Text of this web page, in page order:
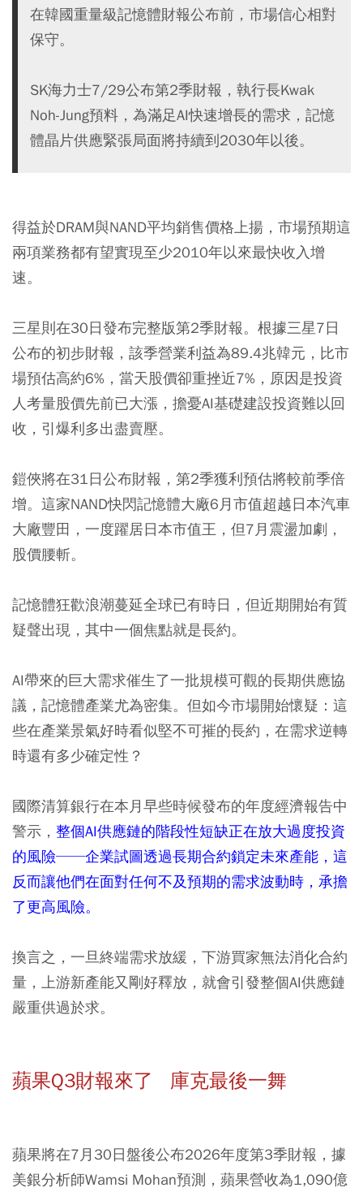
在韓國重量級記憶體財報公布前，市場信心相對
保守。
SK海力士7/29公布第2季財報，執行長Kwak
Noh-Jung預料，為滿足AI快速增長的需求，記憶
體晶片供應緊張局面將持續到2030年以後。
得益於DRAM與NAND平均銷售價格上揚，市場預期這
兩項業務都有望實現至少2010年以來最快收入增
速。
三星則在30日發布完整版第2季財報。根據三星7日
公布的初步財報，該季營業利益為89.4兆韓元，比市
場預估高約6%，當天股價卻重挫近7%，原因是投資
人考量股價先前已大漲，擔憂AI基礎建設投資難以回
收，引爆利多出盡賣壓。
鎧俠將在31日公布財報，第2季獲利預估將較前季倍
增。這家NAND快閃記憶體大廠6月市值超越日本汽車
大廠豐田，一度躍居日本市值王，但7月震盪加劇，
股價腰斬。
記憶體狂歡浪潮蔓延全球已有時日，但近期開始有質
疑聲出現，其中一個焦點就是長約。
AI帶來的巨大需求催生了一批規模可觀的長期供應協
議，記憶體產業尤為密集。但如今市場開始懷疑：這
些在產業景氣好時看似堅不可摧的長約，在需求逆轉
時還有多少確定性？
國際清算銀行在本月早些時候發布的年度經濟報告中
警示， 整個AI供應鏈的階段性短缺正在放大過度投資
的風險──企業試圖透過長期合約鎖定未來產能，這
反而讓他們在面對任何不及預期的需求波動時，承擔
了更高風險。
換言之，一旦終端需求放緩，下游買家無法消化合約
量，上游新產能又剛好釋放，就會引發整個AI供應鏈
嚴重供過於求。
蘋果Q3財報來了 庫克最後一舞
蘋果將在7月30日盤後公布2026年度第3季財報，據
美銀分析師Wamsi Mohan預測，蘋果營收為1,090億